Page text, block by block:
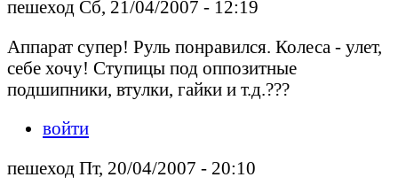
пешеход Сб, 21/04/2007 - 12:19
Аппарат супер! Руль понравился. Колеса - улет,
себе хочу! Ступицы под оппозитные
подшипники, втулки, гайки и т.д.???
войти
пешеход Пт, 20/04/2007 - 20:10